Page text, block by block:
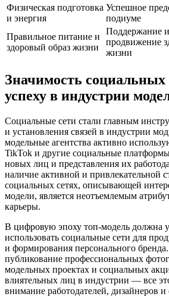
Физическая подготовка
и энергия
Успешное
подиуме
Правильное питание и
здоровый образ жизни
Поддержание
продвижение
жизни
Значимость социальных
успеху в индустрии
Социальные сети стали главным
и установления связей в индустрии
модельные агентства активно
TikTok и другие социальные
новых лиц и представления их
наличие активной и привлекательной
социальных сетях, описывающей
модели, является неотъемлемым
карьеры.
В цифровую эпоху топ-модель должна
использовать социальные сети для
и формирования персонального
публикование профессиональных
модельных проектах и социальных
влиятельных лиц в индустрии — все
внимание работодателей, дизайнеров и